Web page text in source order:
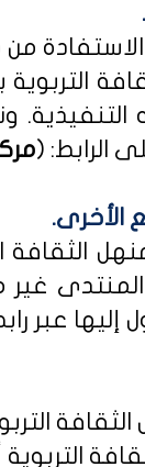
التنفيذية.
الرابط: (
الأخرى.
"منهل
المنتدى
إليها عبر